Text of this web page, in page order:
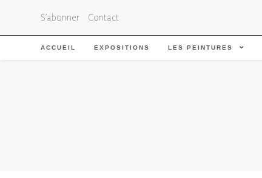
S’abonner Contact
ACCUEIL EXPOSITIONS LES PEINTURES